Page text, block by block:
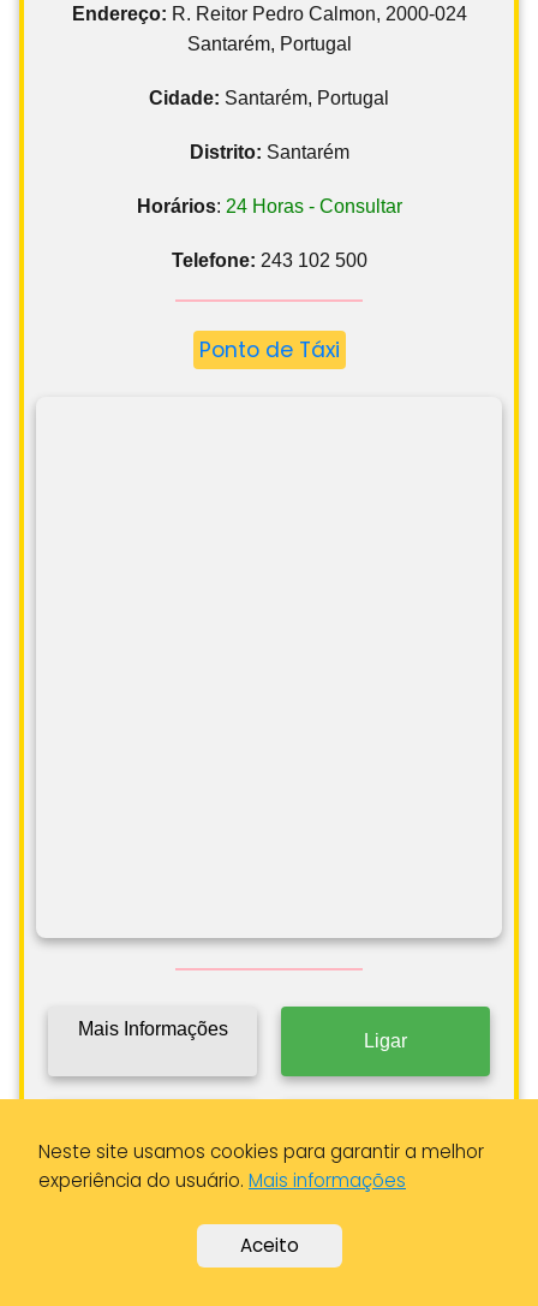
Endereço: R. Reitor Pedro Calmon, 2000-024
Santarém, Portugal
Cidade: Santarém, Portugal
Distrito: Santarém
Horários: 24 Horas - Consultar
Telefone: 243 102 500
Ponto de Táxi
Mais Informações
Ligar
Táxi Rui Tomar
Neste site usamos cookies para garantir a melhor
experiência do usuário. Mais informações
Aceito